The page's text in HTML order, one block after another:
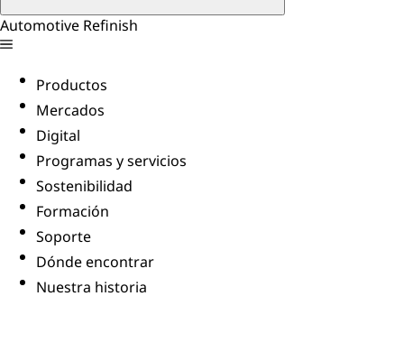
Automotive Refinish
Productos
Mercados
Digital
Programas y servicios
Sostenibilidad
Formación
Soporte
Dónde encontrar
Nuestra historia